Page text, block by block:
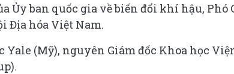
Ủy ban quốc gia về biến đổi khí hậu, Phó
Địa hóa Việt Nam.
Yale (Mỹ), nguyên Giám đốc Khoa học